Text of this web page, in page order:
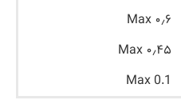
۰٫۶ Max
۰٫۴۵ Max
Max 0.1